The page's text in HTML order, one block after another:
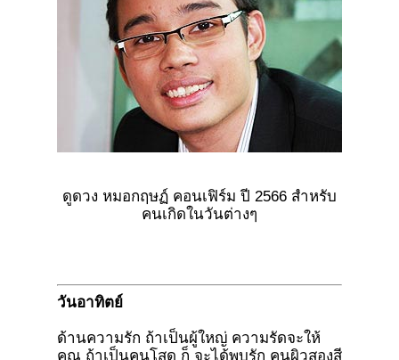
ดูดวง หมอกฤษฏ์ คอนเฟิร์ม ปี 2566 สำหรับ
คนเกิดในวันต่างๆ
วันอาทิตย์
ด้านความรัก ถ้าเป็นผู้ใหญ่ ความรัดจะให้
คุณ ถ้าเป็นคนโสด ก็ จะได้พบรัก คนผิวสองสี